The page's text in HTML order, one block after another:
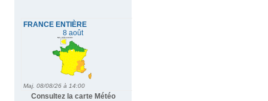
Consultez la carte Météo